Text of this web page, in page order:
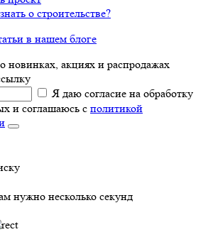
о строительстве?
в нашем блоге
новинках, акциях и распродажах
Я даю согласие на обработку
и соглашаюсь с политикой
нужно несколько секунд